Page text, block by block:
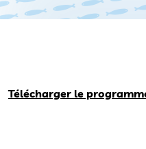
Télécharger le